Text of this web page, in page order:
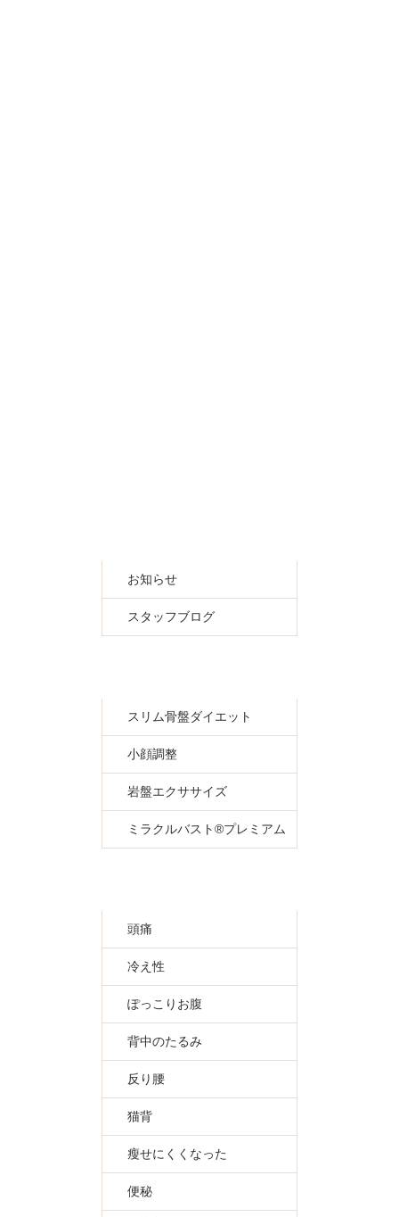
お知らせ
スタッフブログ
スリム骨盤ダイエット
小顔調整
岩盤エクササイズ
ミラクルバスト®プレミアム
頭痛
冷え性
ぽっこりお腹
背中のたるみ
反り腰
猫背
瘦せにくくなった
便秘